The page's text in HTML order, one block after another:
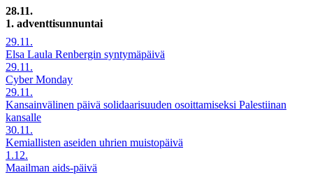
28.11.
1. adventtisunnuntai
29.11.
Elsa Laula Renbergin syntymäpäivä
29.11.
Cyber Monday
29.11.
Kansainvälinen päivä solidaarisuuden osoittamiseksi Palestiinan
kansalle
30.11.
Kemiallisten aseiden uhrien muistopäivä
1.12.
Maailman aids-päivä